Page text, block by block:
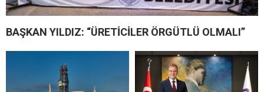
BAŞKAN YILDIZ: “ÜRETİCİLER ÖRGÜTLÜ OLMALI”